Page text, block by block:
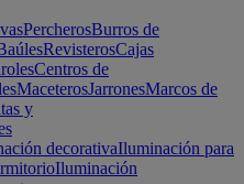
PercherosBurros de
RevisterosCajas
Centros de
MaceterosJarronesMarcos de
y
decorativaIluminación para
Iluminación